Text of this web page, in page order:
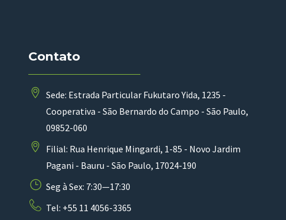
Contato
Sede: Estrada Particular Fukutaro Yida, 1235 -
Cooperativa - São Bernardo do Campo - São Paulo,
09852-060
Filial: Rua Henrique Mingardi, 1-85 - Novo Jardim
Pagani - Bauru - São Paulo, 17024-190
Seg à Sex: 7:30—17:30
Tel: +55 11 4056-3365